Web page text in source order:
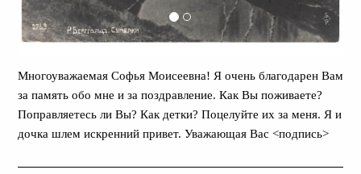
Многоуважаемая Софья Моисеевна! Я очень благодарен Вам
за память обо мне и за поздравление. Как Вы поживаете?
Поправляетесь ли Вы? Как детки? Поцелуйте их за меня. Я и
дочка шлем искренний привет. Уважающая Вас <подпись>